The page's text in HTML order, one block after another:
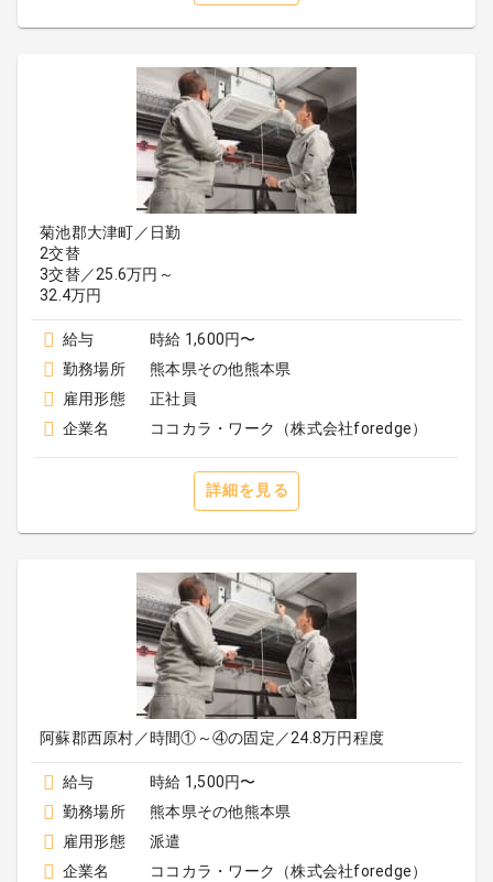
菊池郡大津町／日勤
2交替
3交替／25.6万円～
32.4万円
給与
時給 1,600円〜
勤務場所
熊本県その他熊本県
雇用形態
正社員
企業名
ココカラ・ワーク（株式会社foredge）
詳細を見る
阿蘇郡西原村／時間①～④の固定／24.8万円程度
給与
時給 1,500円〜
勤務場所
熊本県その他熊本県
雇用形態
派遣
企業名
ココカラ・ワーク（株式会社foredge）